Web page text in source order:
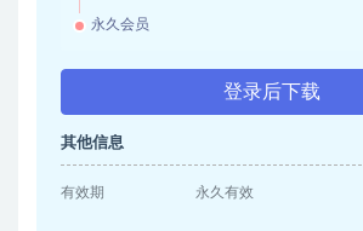
永久会员
登录后下载
其他信息
有效期 永久有效